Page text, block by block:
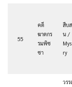
55
คดี
ฆาตกร
รมพิซ
ซา
สืบ
น /
ry
วร